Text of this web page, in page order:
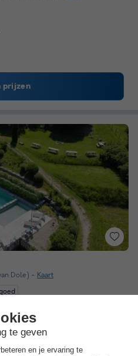
prijzen
Dole) Kaart
voor gezinnen,…
comfortabel…